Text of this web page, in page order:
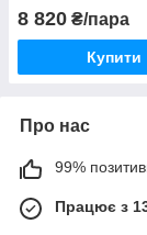
8 820 ₴/пара
Купити
Про нас
99%
Працює з